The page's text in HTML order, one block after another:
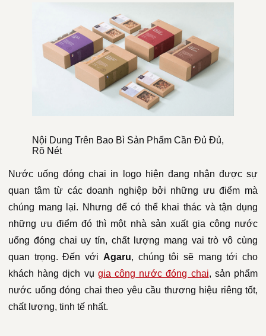
Nội Dung Trên Bao Bì Sản Phẩm Cần Đủ Đủ,
Rõ Nét
Nước uống đóng chai in logo hiện đang nhận được sự
quan tâm từ các doanh nghiệp bởi những ưu điểm mà
chúng mang lại. Nhưng để có thể khai thác và tận dụng
những ưu điểm đó thì một nhà sản xuất gia công nước
uống đóng chai uy tín, chất lượng mang vai trò vô cùng
quan trọng. Đến với Agaru, chúng tôi sẽ mang tới cho
khách hàng dịch vụ gia công nước đóng chai, sản phẩm
nước uống đóng chai theo yêu cầu thương hiệu riêng tốt,
chất lượng, tinh tế nhất.